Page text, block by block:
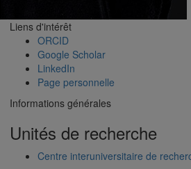
Liens d'intérêt
ORCID
Google Scholar
LinkedIn
Page personnelle
Informations générales
Unités de recherche
Centre interuniversitaire de